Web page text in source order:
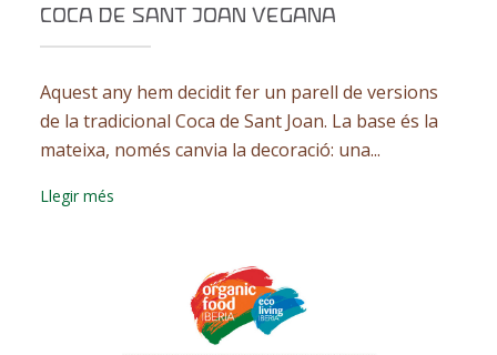
COCA DE SANT JOAN VEGANA
Aquest any hem decidit fer un parell de versions
de la tradicional Coca de Sant Joan. La base és la
mateixa, només canvia la decoració: una...
Llegir més